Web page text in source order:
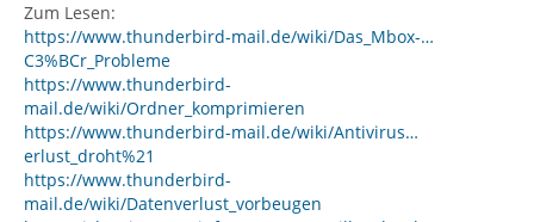
Zum Lesen:
https://www.thunderbird-mail.de/wiki/Das_Mbox-…
C3%BCr_Probleme
https://www.thunderbird-
mail.de/wiki/Ordner_komprimieren
https://www.thunderbird-mail.de/wiki/Antivirus…
erlust_droht%21
https://www.thunderbird-
mail.de/wiki/Datenverlust_vorbeugen